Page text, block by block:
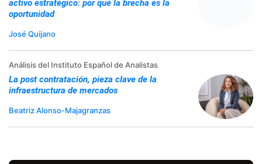
activo estratégico: por qué la brecha es la
oportunidad
José Quijano
Análisis del Instituto Español de Analistas
La post contratación, pieza clave de la
infraestructura de mercados
Beatriz Alonso-Majagranzas